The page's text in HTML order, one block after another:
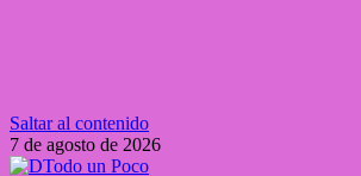
Saltar al contenido
7 de agosto de 2026